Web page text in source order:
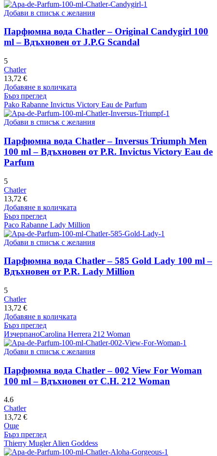
Добави в списък с желания
Парфюмна вода Chatler – Original Candygirl 100
ml – Вдъхновен от J.P.G Scandal
5
Chatler
13,72 €
Добавяне в количката
Бърз преглед
Pako Rabanne Invictus Victory Eau de Parfum
Добави в списък с желания
Парфюмна вода Chatler – Inversus Triumph Men
100 ml – Вдъхновен от P.R. Invictus Victory Eau de
Parfum
5
Chatler
13,72 €
Добавяне в количката
Бърз преглед
Paco Rabanne Lady Million
Добави в списък с желания
Парфюмна вода Chatler – 585 Gold Lady 100 ml –
Вдъхновен от P.R. Lady Million
5
Chatler
13,72 €
Добавяне в количката
Бърз преглед
ИзчерпаноCarolina Herrera 212 Woman
Добави в списък с желания
Парфюмна вода Chatler – 002 View For Woman
100 ml – Вдъхновен от C.H. 212 Woman
4.6
Chatler
13,72 €
Още
Бърз преглед
Thierry Mugler Alien Goddess